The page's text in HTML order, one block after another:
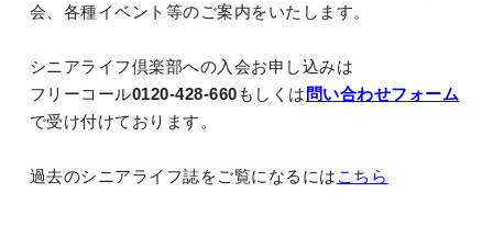
会、各種イベント等のご案内をいたします。
シニアライフ倶楽部への入会お申し込みは
フリーコール0120-428-660 もしくは 問い合わせフォーム
で受け付けております。
過去のシニアライフ誌をご覧になるには こちら